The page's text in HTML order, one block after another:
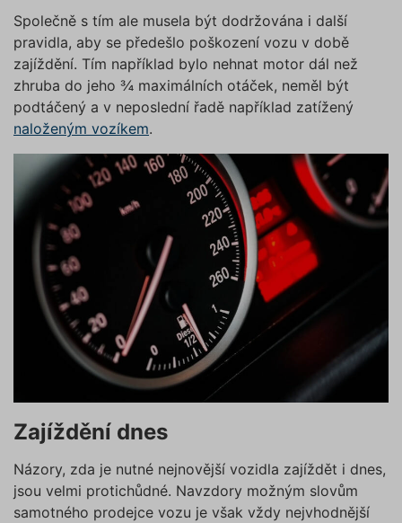
Společně s tím ale musela být dodržována i další
pravidla, aby se předešlo poškození vozu v době
zajíždění. Tím například bylo nehnat motor dál než
zhruba do jeho ¾ maximálních otáček, neměl být
podtáčený a v neposlední řadě například zatížený
naloženým vozíkem.
Zajíždění dnes
Názory, zda je nutné nejnovější vozidla zajíždět i dnes,
jsou velmi protichůdné. Navzdory možným slovům
samotného prodejce vozu je však vždy nejvhodnější